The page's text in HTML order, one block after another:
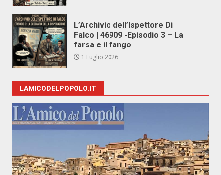
L’Archivio dell’Ispettore Di
Falco | 46909 -Episodio 3 – La
farsa e il fango
1 Luglio 2026
LAMICODELPOPOLO.IT